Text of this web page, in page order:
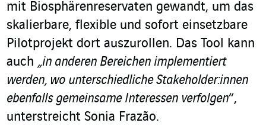
mit Biosphärenreservaten gewandt, um das
skalierbare, flexible und sofort einsetzbare
Pilotprojekt dort auszurollen. Das Tool kann
auch „in anderen Bereichen implementiert
werden, wo unterschiedliche Stakeholder:innen
ebenfalls gemeinsame Interessen verfolgen“,
unterstreicht Sonia Frazão.